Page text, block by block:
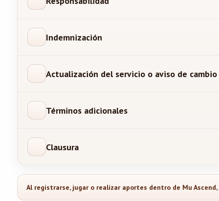
Indemnización
Actualización del servicio o aviso de cambio
Términos adicionales
Clausura
Al registrarse, jugar o realizar aportes dentro de Mu